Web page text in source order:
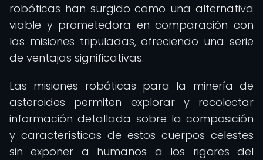
robóticas han surgido como una alternativa
viable y prometedora en comparación con
las misiones tripuladas, ofreciendo una serie
de ventajas significativas.
Las misiones robóticas para la minería de
asteroides permiten explorar y recolectar
información detallada sobre la composición
y características de estos cuerpos celestes
sin exponer a humanos a los rigores del